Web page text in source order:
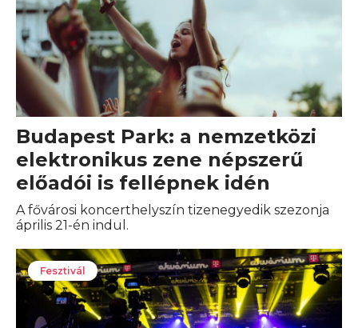
Budapest Park: a nemzetközi
elektronikus zene népszerű
előadói is fellépnek idén
A fővárosi koncerthelyszín tizenegyedik szezonja
április 21-én indul.
Fesztivál